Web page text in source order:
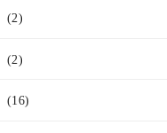
(2)
(2)
(16)